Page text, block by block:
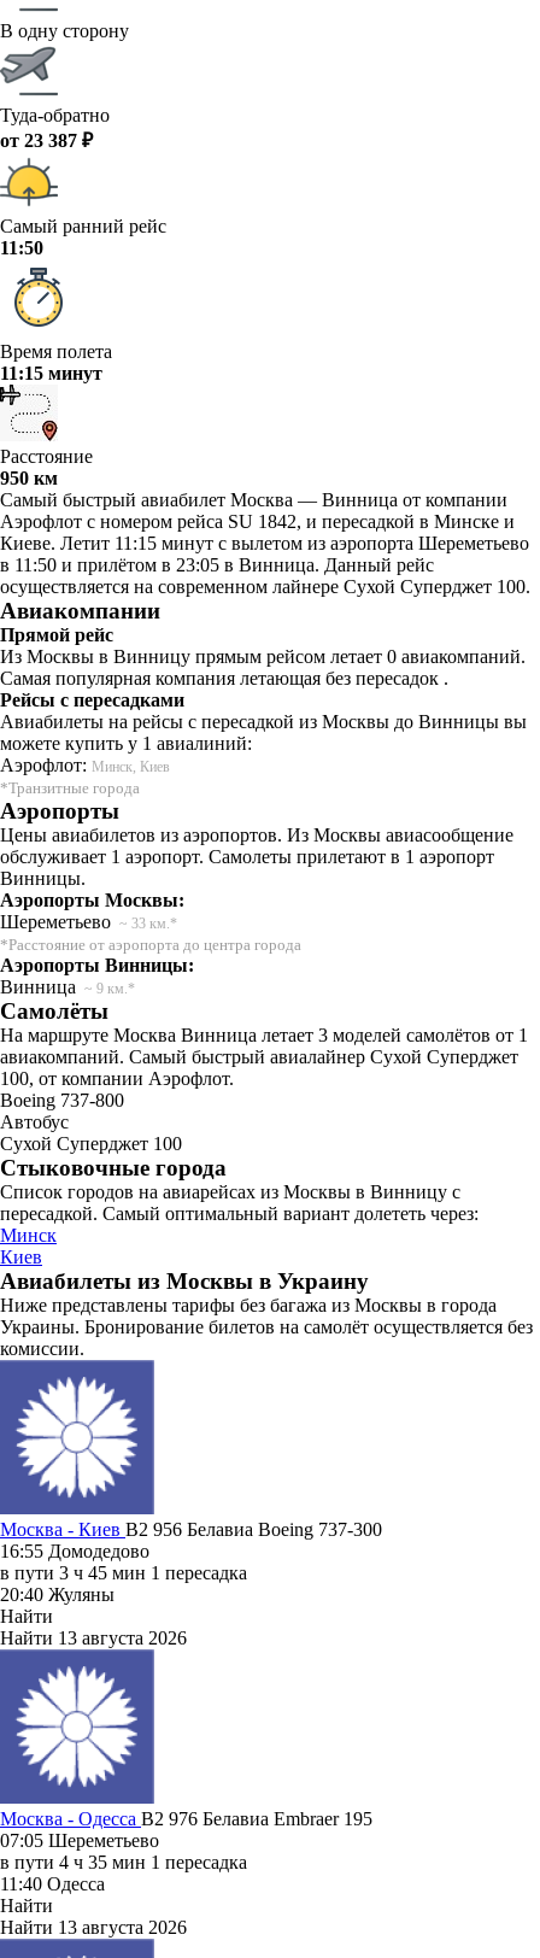
В одну сторону
Туда-обратно
от 23 387 ₽
Самый ранний рейс
11:50
Время полета
11:15 минут
Расстояние
950 км
Самый быстрый авиабилет Москва — Винница от компании
Аэрофлот с номером рейса SU 1842, и пересадкой в Минске и
Киеве. Летит 11:15 минут с вылетом из аэропорта Шереметьево
в 11:50 и прилётом в 23:05 в Винница. Данный рейс
осуществляется на современном лайнере Сухой Суперджет 100.
Авиакомпании
Прямой рейс
Из Москвы в Винницу прямым рейсом летает 0 авиакомпаний.
Самая популярная компания летающая без пересадок .
Рейсы с пересадками
Авиабилеты на рейсы с пересадкой из Москвы до Винницы вы
можете купить у 1 авиалиний:
Аэрофлот: Минск, Киев
*Транзитные города
Аэропорты
Цены авиабилетов из аэропортов. Из Москвы авиасообщение
обслуживает 1 аэропорт. Самолеты прилетают в 1 аэропорт
Винницы.
Аэропорты Москвы:
Шереметьево ~ 33 км.*
*Расстояние от аэропорта до центра города
Аэропорты Винницы:
Винница ~ 9 км.*
Самолёты
На маршруте Москва Винница летает 3 моделей самолётов от 1
авиакомпаний. Самый быстрый авиалайнер Сухой Суперджет
100, от компании Аэрофлот.
Boeing 737-800
Автобус
Сухой Суперджет 100
Стыковочные города
Список городов на авиарейсах из Москвы в Винницу с
пересадкой. Самый оптимальный вариант долететь через:
Минск
Киев
Авиабилеты из Москвы в Украину
Ниже представлены тарифы без багажа из Москвы в города
Украины. Бронирование билетов на самолёт осуществляется без
комиссии.
Москва - Киев B2 956 Белавиа Boeing 737-300
16:55 Домодедово
в пути 3 ч 45 мин 1 пересадка
20:40 Жуляны
Найти
Найти 13 августа 2026
Москва - Одесса B2 976 Белавиа Embraer 195
07:05 Шереметьево
в пути 4 ч 35 мин 1 пересадка
11:40 Одесса
Найти
Найти 13 августа 2026